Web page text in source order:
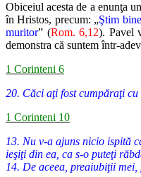
Obiceiul acesta de a enunţa
în Hristos, precum: „Ştim
muritor” (Rom. 6,12). Pavel
demonstra că suntem într-
1 Corinteni 6
20. Căci aţi fost cumpăraţi
1 Corinteni 10
13. Nu v-a ajuns nicio ispită
ieşiţi din ea, ca s-o puteţi
14. De aceea, preaiubiţii